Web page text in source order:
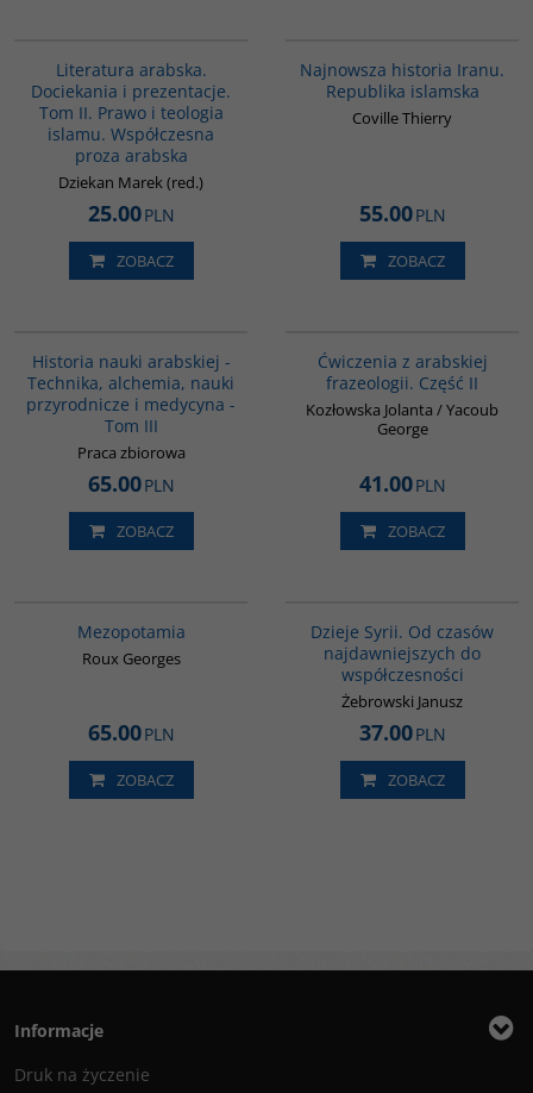
Literatura arabska.
Dociekania i prezentacje.
Tom II. Prawo i teologia
islamu. Współczesna
proza arabska
Dziekan Marek (red.)
25.00PLN
ZOBACZ
Najnowsza historia Iranu.
Republika islamska
Coville Thierry
55.00PLN
ZOBACZ
Historia nauki arabskiej -
Technika, alchemia, nauki
przyrodnicze i medycyna -
Tom III
Praca zbiorowa
65.00PLN
ZOBACZ
Ćwiczenia z arabskiej
frazeologii. Część II
Kozłowska Jolanta / Yacoub
George
41.00PLN
ZOBACZ
Mezopotamia
Roux Georges
65.00PLN
ZOBACZ
Dzieje Syrii. Od czasów
najdawniejszych do
współczesności
Żebrowski Janusz
37.00PLN
ZOBACZ
Informacje
Druk na życzenie